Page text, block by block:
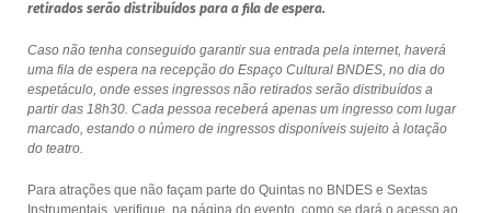
retirados serão distribuídos para a fila de espera.
Caso não tenha conseguido garantir sua entrada pela internet, haverá
uma fila de espera na recepção do Espaço Cultural BNDES, no dia do
espetáculo, onde esses ingressos não retirados serão distribuídos a
partir das 18h30. Cada pessoa receberá apenas um ingresso com lugar
marcado, estando o número de ingressos disponíveis sujeito à lotação
do teatro.
Para atrações que não façam parte do Quintas no BNDES e Sextas